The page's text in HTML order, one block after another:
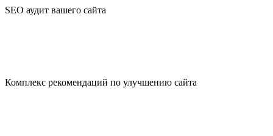
SEO аудит вашего сайта
Комплекс рекомендаций по улучшению сайта